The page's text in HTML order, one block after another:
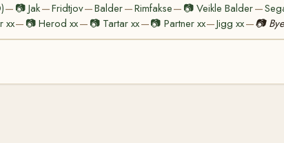
— 📷 Jak—Fridtjov—Balder—Rimfakse— 📷Veikle Balder—
xx— 📷 Herod xx— 📷 Tartar xx—📷 Partner xx—Jigg xx—📷